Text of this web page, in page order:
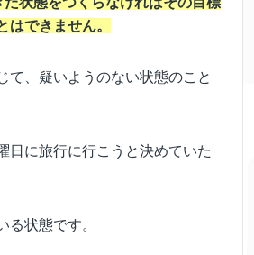
はできません。
て、疑いようのない状態のこと
日に旅行に行こうと決めていた
る状態です。